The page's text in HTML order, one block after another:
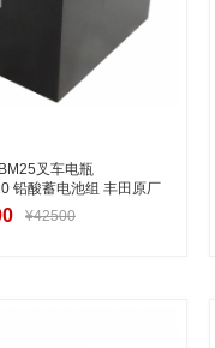
叉车电瓶
铅酸蓄电池组 丰田原厂
¥42500